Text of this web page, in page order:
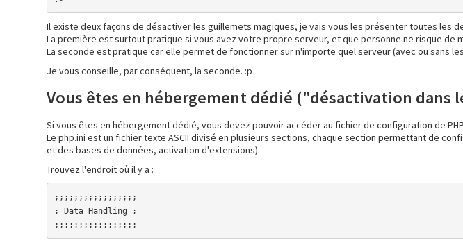
Il existe deux façons de désactiver les guillemets magiques, je vais vous les présenter toutes les
La première est surtout pratique si vous avez votre propre serveur, et que personne ne risque de
La seconde est pratique car elle permet de fonctionner sur n'importe quel serveur (avec ou sans
Je vous conseille, par conséquent, la seconde. :p
Vous êtes en hébergement dédié ("désactivation
Si vous êtes en hébergement dédié, vous devez pouvoir accéder au fichier de configuration de
Le php.ini est un fichier texte ASCII divisé en plusieurs sections, chaque section permettant de
et des bases de données, activation d'extensions).
Trouvez l'endroit où il y a :
;;;;;;;;;;;;;;;;;
; Data Handling ;
;;;;;;;;;;;;;;;;;